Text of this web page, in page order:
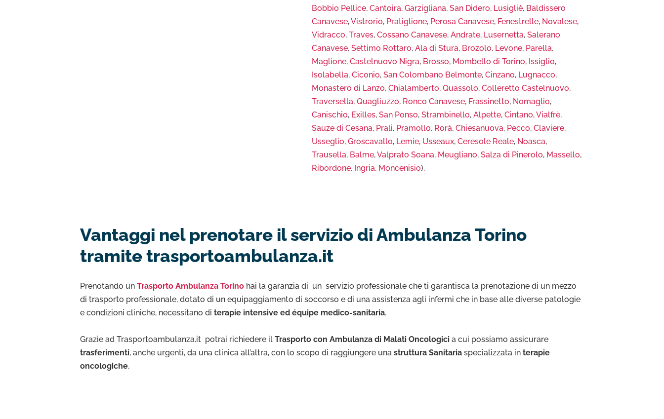
Bobbio Pellice,Cantoira,Garzigliana,San Didero, Lusigliè, Baldissero
Canavese,Vistrorio, Pratiglione, Perosa Canavese, Fenestrelle, Novalese,
Vidracco,Traves,Cossano Canavese,Andrate, Lusernetta,Salerano
Canavese,Settimo Rottaro,Ala di Stura, Brozolo, Levone, Parella,
Maglione,Castelnuovo Nigra, Brosso, Mombello di Torino, Issiglio,
Isolabella,Ciconio,San Colombano Belmonte,Cinzano, Lugnacco,
Monastero di Lanzo,Chialamberto,Quassolo,Colleretto Castelnuovo,
Traversella,Quagliuzzo, Ronco Canavese, Frassinetto, Nomaglio,
Canischio, Exilles,San Ponso,Strambinello,Alpette,Cintano,Vialfrè,
Sauze di Cesana, Prali, Pramollo, Rorà,Chiesanuova, Pecco,Claviere,
Usseglio,Groscavallo, Lemie, Usseaux,Ceresole Reale, Noasca,
Trausella, Balme,Valprato Soana, Meugliano,Salza di Pinerolo, Massello,
Ribordone, Ingria, Moncenisio).
Vantaggi nel prenotare il servizio di Ambulanza Torino
tramite trasportoambulanza.it
Prenotando un Trasporto Ambulanza Torino hai la garanzia di un servizio professionale che ti garantisca la prenotazione di un mezzo
di trasporto professionale, dotato di un equipaggiamento di soccorso e di una assistenza agli infermi che in base alle diverse patologie
e condizioni cliniche, necessitano di terapie intensive ed équipe medico-sanitaria.
Grazie ad Trasportoambulanza.it potrai richiedere il Trasporto con Ambulanza di Malati Oncologici a cui possiamo assicurare
trasferimenti, anche urgenti, da una clinica all’altra, con lo scopo di raggiungere una struttura Sanitaria specializzata in terapie
oncologiche.